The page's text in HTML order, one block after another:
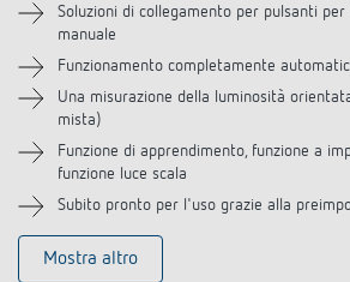
Soluzioni di collegamento per pulsanti per
manuale
Funzionamento completamente
Una misurazione della luminosità
mista)
Funzione di apprendimento, funzione a
funzione luce scala
Subito pronto per l'uso grazie alla
Mostra altro